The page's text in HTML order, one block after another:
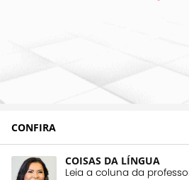
CONFIRA
COISAS DA LÍNGUA
Leia a coluna da